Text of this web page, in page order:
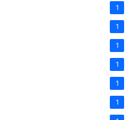
1
1
1
1
1
1